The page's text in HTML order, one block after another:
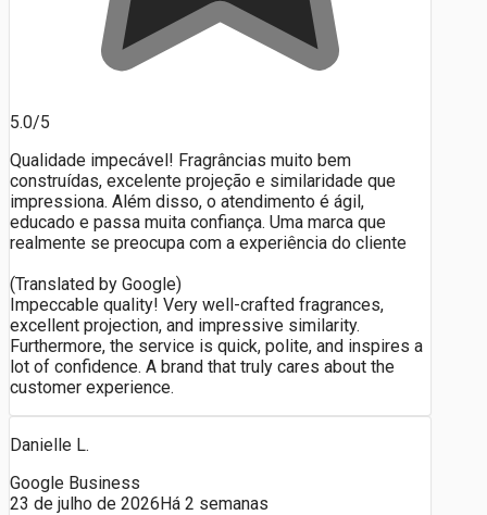
5.0/5
Qualidade impecável! Fragrâncias muito bem
construídas, excelente projeção e similaridade que
impressiona. Além disso, o atendimento é ágil,
educado e passa muita confiança. Uma marca que
realmente se preocupa com a experiência do cliente
(Translated by Google)
Impeccable quality! Very well-crafted fragrances,
excellent projection, and impressive similarity.
Furthermore, the service is quick, polite, and inspires a
lot of confidence. A brand that truly cares about the
customer experience.
Danielle L.
Google Business
23 de julho de 2026Há 2 semanas